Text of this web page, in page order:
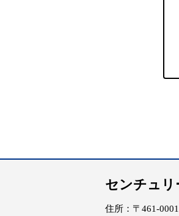
センチュリ
住所：〒461-